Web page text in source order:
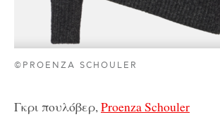
©PROENZA SCHOULER
Γκρι πουλόβερ,Proenza Schouler